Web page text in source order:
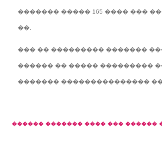
������� ����� 165 ���� ���
��.
��� �� ��������� �������
������ �� ����� ���������
������� ���������������
������ ������� ���� ��� ������